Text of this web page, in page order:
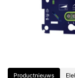
Productnieuws